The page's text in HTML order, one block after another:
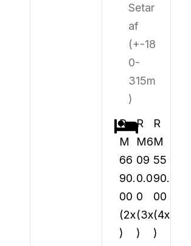
Setar
af
(+-18
0-
315m
)
R
M
66
90.
00
(2x
)
R
M6
09
0.0
0
(3x
)
R
M
55
90.
00
(4x
)